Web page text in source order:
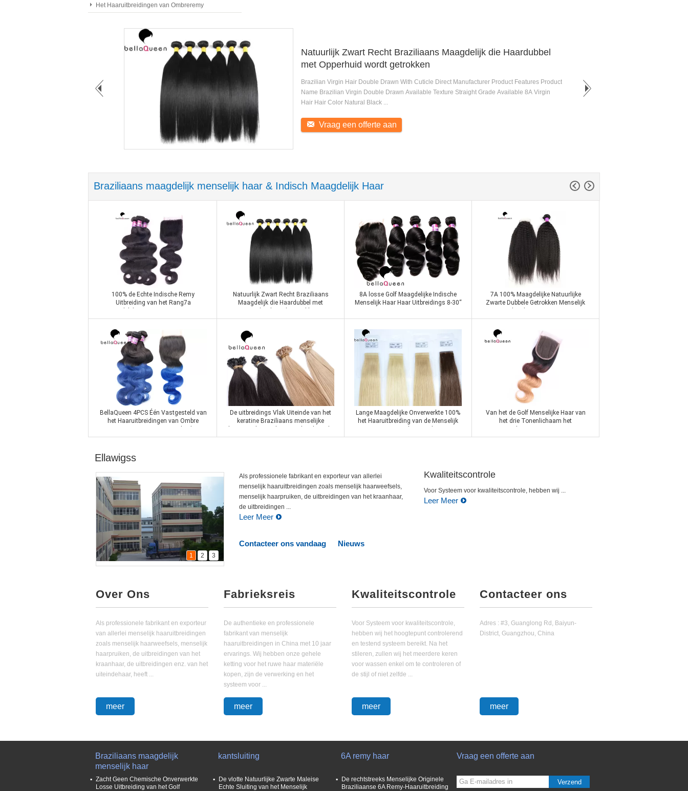
Het Haaruitbreidingen van Ombreremy
Natuurlijk Zwart Recht Braziliaans Maagdelijk die Haardubbel
met Opperhuid wordt getrokken
Brazilian Virgin Hair Double Drawn With Cuticle Direct Manufacturer Product Features Product
Name Brazilian Virgin Double Drawn Available Texture Straight Grade Available 8A Virgin
Hair Hair Color Natural Black ...
Braziliaans maagdelijk menselijk haar & Indisch Maagdelijk Haar
100% de Echte Indische Remy
Uitbreiding van het Rang7a
Geen het Afwerpen
Contact nu
Natuurlijk Zwart Recht Braziliaans
Maagdelijk die Haardubbel met
8A losse Golf Maagdelijke Indische
Menselijk Haar Haar Uitbreidings 8-30“
7A 100% Maagdelijke Natuurlijke
Zwarte Dubbele Getrokken Menselijk
BellaQueen 4PCS Één Vastgesteld van
het Haaruitbreidingen van Ombre
De uitbreidings Vlak Uiteinde van het
keratine Braziliaans menselijke
Lange Maagdelijke Onverwerkte 100%
het Haaruitbreiding van de Menselijk
Van het de Golf Menselijke Haar van
het drie Tonenlichaam het
Ellawigss
1 2 3
Als professionele fabrikant en exporteur van allerlei
menselijk haaruitbreidingen zoals menselijk haarweefsels,
menselijk haarpruiken, de uitbreidingen van het kraanhaar,
de uitbreidingen ...
Leer Meer
Contacteer ons vandaag Nieuws
Kwaliteitscontrole
Voor Systeem voor kwaliteitscontrole, hebben wij ...
Leer Meer
Over Ons
Als professionele fabrikant en exporteur
van allerlei menselijk haaruitbreidingen
zoals menselijk haarweefsels, menselijk
haarpruiken, de uitbreidingen van het
kraanhaar, de uitbreidingen enz. van het
uiteindehaar, heeft ...
meer
Fabrieksreis
De authentieke en professionele
fabrikant van menselijk
haaruitbreidingen in China met 10 jaar
ervarings. Wij hebben onze gehele
ketting voor het ruwe haar materiële
kopen, zijn de verwerking en het
systeem voor ...
meer
Kwaliteitscontrole
Voor Systeem voor kwaliteitscontrole,
hebben wij het hoogtepunt controlerend
en testend systeem bereikt. Na het
stileren, zullen wij het meerdere keren
voor wassen enkel om te controleren of
de stijl of niet zelfde ...
meer
Contacteer ons
Adres : #3, Guanglong Rd, Baiyun-
District, Guangzhou, China
meer
Braziliaans maagdelijk
menselijk haar
Zacht Geen Chemische Onverwerkte
Losse Uitbreiding van het Golf
kantsluiting
De vlotte Natuurlijke Zwarte Maleise
Echte Sluiting van het Menselijk
6A remy haar
De rechtstreeks Menselijke Originele
Braziliaanse 6A Remy-Haaruitbreiding
Vraag een offerte aan
Verzend